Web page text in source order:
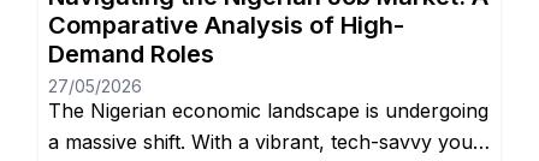
Comparative Analysis of High-
Demand Roles
27/05/2026
The Nigerian economic landscape is undergoing
a massive shift. With a vibrant, tech-savvy youth